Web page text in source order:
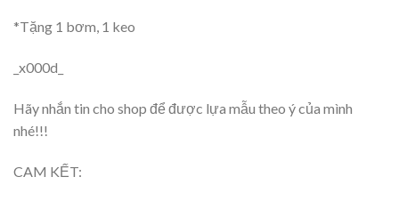
*Tặng 1 bơm, 1 keo
_x000d_
Hãy nhắn tin cho shop để được lựa mẫu theo ý của mình
nhé!!!
CAM KẾT: